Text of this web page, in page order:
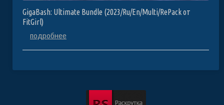
GigaBash: Ultimate Bundle (2023/Ru/En/Multi/RePack от
FitGirl)
подробнее